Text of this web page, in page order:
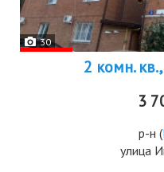
30
2 комн.
3
р-н (
улица